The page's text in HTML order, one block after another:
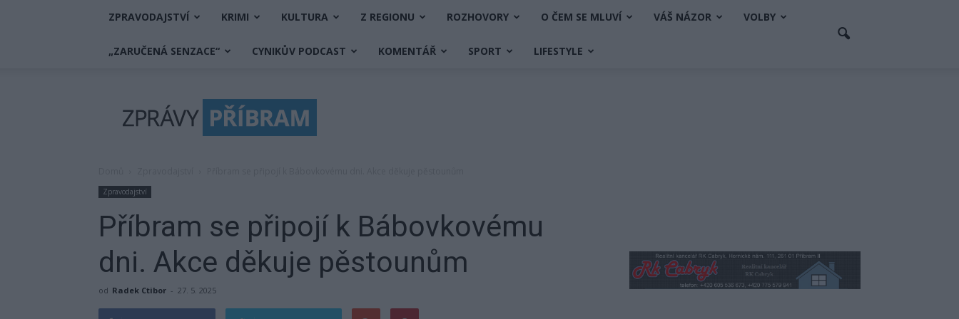
ZPRAVODAJSTVÍ KRIMI KULTURA Z REGIONU ROZHOVORY O ČEM SE MLUVÍ VÁŠ NÁZOR VOLBY
„ZARUČENÁ SENZACE“ CYNIKŮV PODCAST KOMENTÁŘ SPORT LIFESTYLE
Příbram
Zpravodajství
Příbram se připojí k Bábovkovému
dni. Akce děkuje pěstounům
od Radek Ctibor - 27. 5. 2025